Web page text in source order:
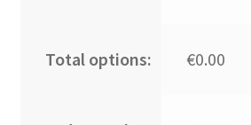
Total options: €0.00